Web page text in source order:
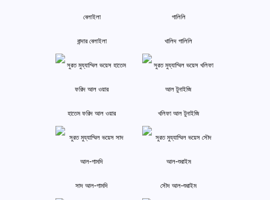
বান্দার বেলাইলা খালিদ গালিলি
হাতেম ফরিদ আল ওয়ার খলিফা আল টুনাইজি
সাদ আল-গামদি সৌদ আল-শুরাইম